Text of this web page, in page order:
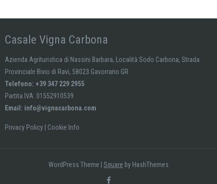
Casale Vigna Carbona
Azienda Agrituristica di Nassini Barbara, Località Sodo Carbona, Strada
Provinciale Bivio di Ravi, 58023 Gavorrano GR
Telefono: +39 347 229 2955
Partita IVA: 01552910539
Email: info@vignacarbona.com
Privacy Policy Cookie Info
WordPress Theme Square by HashThemes